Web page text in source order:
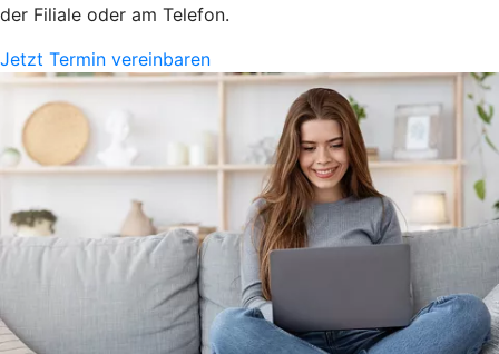
der Filiale oder am Telefon.
Jetzt Termin vereinbaren